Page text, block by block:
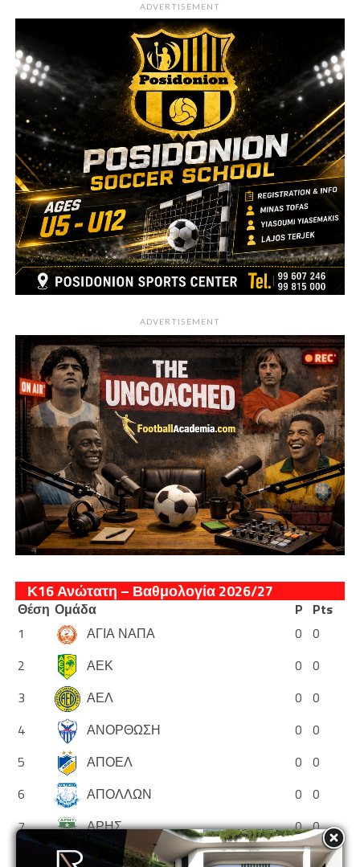
ADVERTISEMENT
ADVERTISEMENT
Κ16 Ανώτατη – Βαθμολογία 2026/27
Θέση Ομάδα P Pts
1
ΑΓΙΑ ΝΑΠΑ 0 0
2
ΑΕΚ 0 0
3
ΑΕΛ 0 0
4
ΑΝΟΡΘΩΣΗ 0 0
5
ΑΠΟΕΛ 0 0
6
ΑΠΟΛΛΩΝ 0 0
7
ΑΡΗΣ 0 0
ΕΘΝΙΚΟΣ ΑΣΣΙΑΣ 0 0